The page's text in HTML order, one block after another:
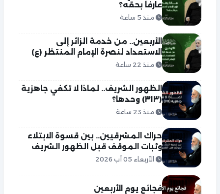
عارفاً بحقه؟
منذ 5 ساعة
الأربعين.. من خدمة الزائر إلى
الاستعداد لنصرة الإمام المنتظر (ع)
منذ 22 ساعة
الظهور الشريف.. لماذا لا تكفي جاهزية
(٣١٣) وحدها؟
منذ 23 ساعة
حراك المشرقيين.. بين قسوة الابتلاء
وثبات الموقف قبل الظهور الشريف
الأربعاء 05 آب 2026
فجائع يوم الأربعين